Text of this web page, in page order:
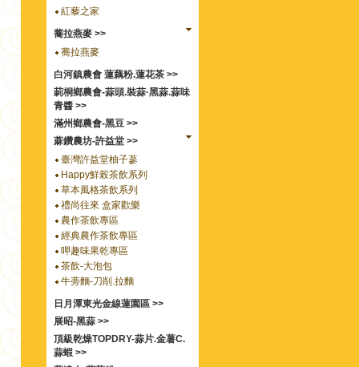
紅藜之家
蕎拉燕麥 >>
蕎拉燕麥
白河鎮農會 蓮藕粉.蓮花茶 >>
莿桐鄉農會-蒜頭.裝蒜·黑蒜.蒜味
青醬 >>
滿州鄉農會-黑豆 >>
蔴鑽農坊-許益堂 >>
臺灣許益堂柚子蔘
Happy鮮榖茶飲系列
草本風格茶飲系列
禮尚往來 盒家歡樂
農作茶飲專區
經典農作茶飲專區
呷趣味果乾專區
茶飲-大泡包
牛蒡麵-刀削.拉麵
日月潭東光金線蓮園區 >>
展昭-黑蒜 >>
頂級乾燥TOPDRY-蒜片.金薯C.
蒜蝦 >>